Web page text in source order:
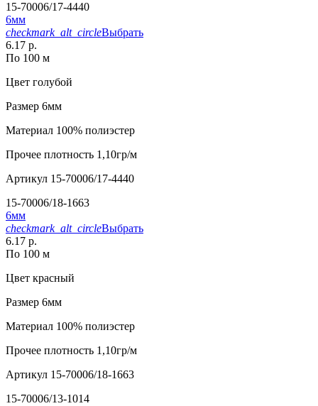
15-70006/17-4440
6мм
checkmark_alt_circleВыбрать
6.17 р.
По 100 м
Цвет голубой
Размер 6мм
Материал 100% полиэстер
Прочее плотность 1,10гр/м
Артикул 15-70006/17-4440
15-70006/18-1663
6мм
checkmark_alt_circleВыбрать
6.17 р.
По 100 м
Цвет красный
Размер 6мм
Материал 100% полиэстер
Прочее плотность 1,10гр/м
Артикул 15-70006/18-1663
15-70006/13-1014